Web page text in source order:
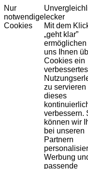
Nur
notwendige
Cookies
lecker
Mit dem
„geht klar”
uns Ihnen
Cookies ein
verbessertes
zu servieren
dieses
verbessern.
können wir
bei unseren
Partnern
Werbung
passende